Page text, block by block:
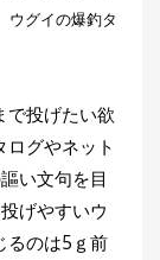
ウグイの爆釣タ
で投げたい欲
グやネット
い文句を目
げやすいウ
るのは5ｇ前